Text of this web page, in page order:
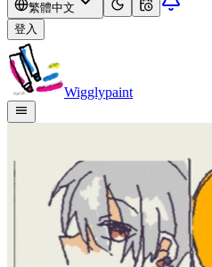
繁體中文
登入
Wigglypaint